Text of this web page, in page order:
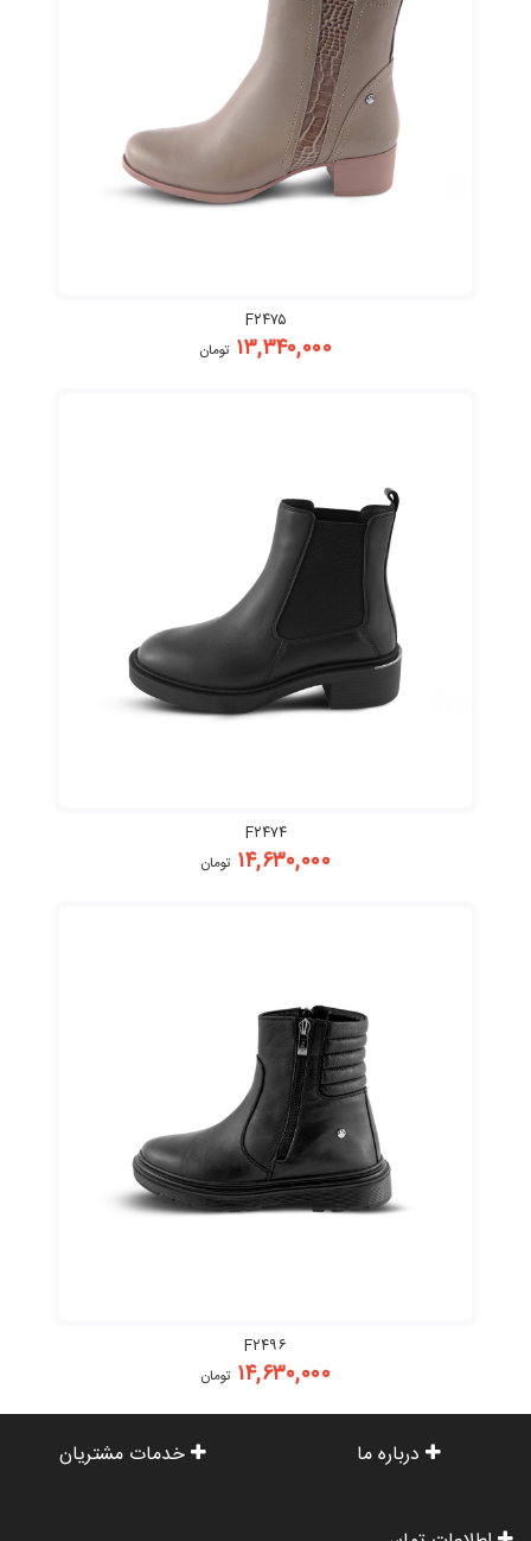
F۲۴۷۵
۱۳,۳۴۰,۰۰۰ تومان
F۲۴۷۴
۱۴,۶۳۰,۰۰۰ تومان
F۲۴۹۶
۱۴,۶۳۰,۰۰۰ تومان
درباره ما خدمات مشتریان